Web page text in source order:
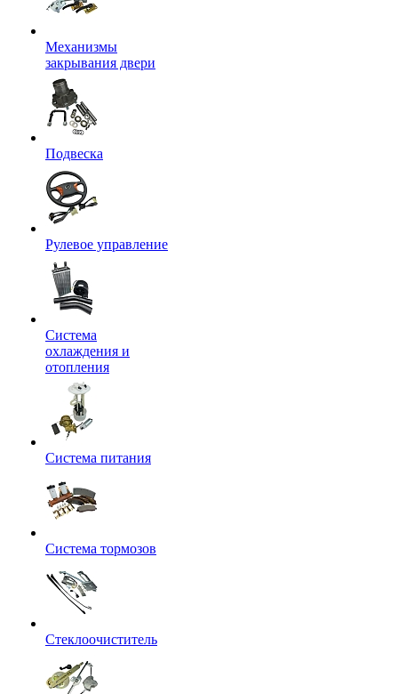
Механизмы
закрывания двери
Подвеска
Рулевое управление
Система
охлаждения и
отопления
Система питания
Система тормозов
Стеклоочиститель